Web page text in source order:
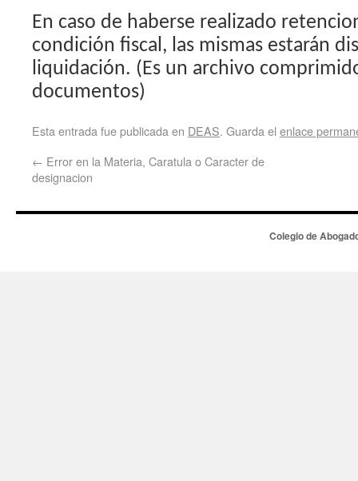
En caso de haberse realizado
condición fiscal, las mismas estarán
liquidación. (Es un archivo
documentos)
Esta entrada fue publicada en DEAS. Guarda el enlace
← Error en la Materia, Caratula o Caracter de
designacion
Colegio de